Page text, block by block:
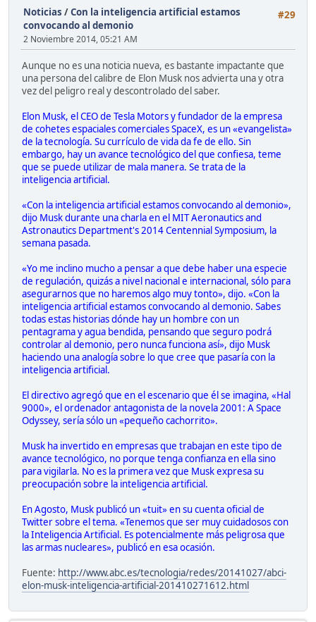
#29
Noticias /Con la inteligencia artificial estamos
convocando al demonio
2 Noviembre 2014, 05:21 AM
Aunque no es una noticia nueva, es bastante impactante que
una persona del calibre de Elon Musk nos advierta una y otra
vez del peligro real y descontrolado del saber.
Elon Musk, el CEO de Tesla Motors y fundador de la empresa
de cohetes espaciales comerciales SpaceX, es un «evangelista»
de la tecnología. Su currículo de vida da fe de ello. Sin
embargo, hay un avance tecnológico del que confiesa, teme
que se puede utilizar de mala manera. Se trata de la
inteligencia artificial.
«Con la inteligencia artificial estamos convocando al demonio»,
dijo Musk durante una charla en el MIT Aeronautics and
Astronautics Department's 2014 Centennial Symposium, la
semana pasada.
«Yo me inclino mucho a pensar a que debe haber una especie
de regulación, quizás a nivel nacional e internacional, sólo para
asegurarnos que no haremos algo muy tonto», dijo. «Con la
inteligencia artificial estamos convocando al demonio. Sabes
todas estas historias dónde hay un hombre con un
pentagrama y agua bendida, pensando que seguro podrá
controlar al demonio, pero nunca funciona así», dijo Musk
haciendo una analogía sobre lo que cree que pasaría con la
inteligencia artificial.
El directivo agregó que en el escenario que él se imagina, «Hal
9000», el ordenador antagonista de la novela 2001: A Space
Odyssey, sería sólo un «pequeño cachorrito».
Musk ha invertido en empresas que trabajan en este tipo de
avance tecnológico, no porque tenga confianza en ella sino
para vigilarla. No es la primera vez que Musk expresa su
preocupación sobre la inteligencia artificial.
En Agosto, Musk publicó un «tuit» en su cuenta oficial de
Twitter sobre el tema. «Tenemos que ser muy cuidadosos con
la Inteligencia Artificial. Es potencialmente más peligrosa que
las armas nucleares», publicó en esa ocasión.
Fuente: http://www.abc.es/tecnologia/redes/20141027/abci-
elon-musk-inteligencia-artificial-201410271612.html